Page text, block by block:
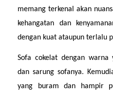
memang terkenal akan
kehangatan dan
dengan kuat ataupun terlalu
Sofa cokelat dengan warna
dan sarung sofanya.
yang buram dan hampir